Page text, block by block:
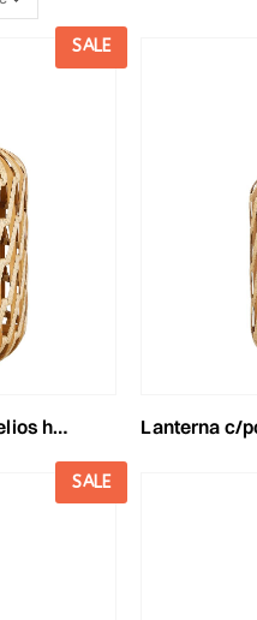
SALE
naturale lanterna c/
SALE